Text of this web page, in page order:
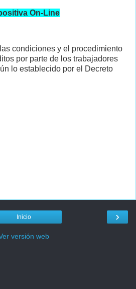
On-Line
condiciones y el procedimiento
por parte de los trabajadores
lo establecido por el Decreto
›
Inicio
versión web